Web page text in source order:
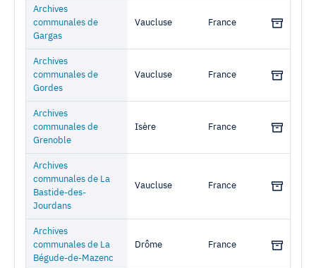
Archives
communales de
Gargas
Vaucluse France
Archives
communales de
Gordes
Vaucluse France
Archives
communales de
Grenoble
Isère France
Archives
communales de La
Bastide-des-
Jourdans
Vaucluse France
Archives
communales de La
Bégude-de-Mazenc
Drôme France